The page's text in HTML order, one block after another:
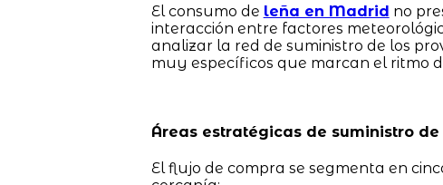
El consumo de leña en Madrid no
interacción entre factores
analizar la red de suministro de los
muy específicos que marcan el ritmo
Áreas estratégicas de suministro
El flujo de compra se segmenta en